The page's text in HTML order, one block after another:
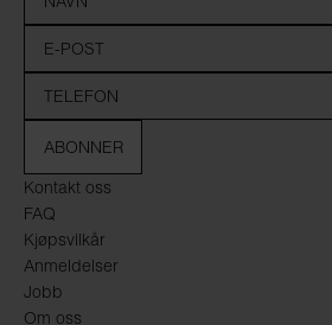
Kontakt oss
FAQ
Kjøpsvilkår
Anmeldelser
Jobb
Om oss
ABONNER